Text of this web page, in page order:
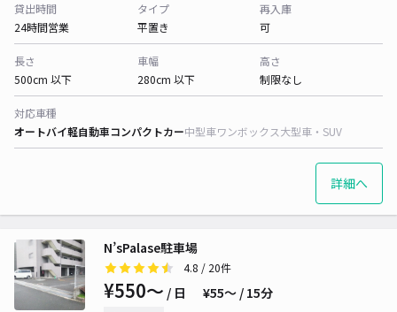
貸出時間
24時間営業
タイプ
平置き
再入庫
可
長さ
500cm 以下
車幅
280cm 以下
高さ
制限なし
対応車種
オートバイ軽自動車コンパクトカー中型車ワンボックス大型車・SUV
詳細へ
N’sPalase駐車場
4.8 / 20件
¥550〜 / 日 ¥55〜 / 15分